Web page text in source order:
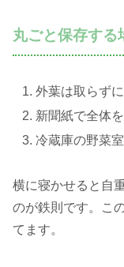
丸ごと保存する
外葉は取らず
新聞紙で全体
冷蔵庫の野菜
横に寝かせると自
のが鉄則です。こ
てます。